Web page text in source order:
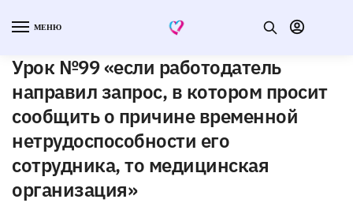
МЕНЮ
Урок №99 «если работодатель
направил запрос, в котором просит
сообщить о причине временной
нетрудоспособности его
сотрудника, то медицинская
организация»